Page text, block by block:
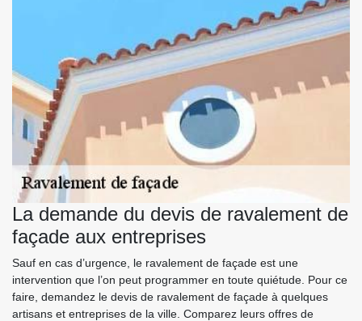
La demande du devis de ravalement de
façade aux entreprises
Sauf en cas d’urgence, le ravalement de façade est une
intervention que l’on peut programmer en toute quiétude. Pour ce
faire, demandez le devis de ravalement de façade à quelques
artisans et entreprises de la ville. Comparez leurs offres de